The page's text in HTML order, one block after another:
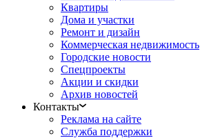
Квартиры
Дома и участки
Ремонт и дизайн
Коммерческая недвижимость
Городские новости
Спецпроекты
Акции и скидки
Архив новостей
Контакты
Реклама на сайте
Служба поддержки